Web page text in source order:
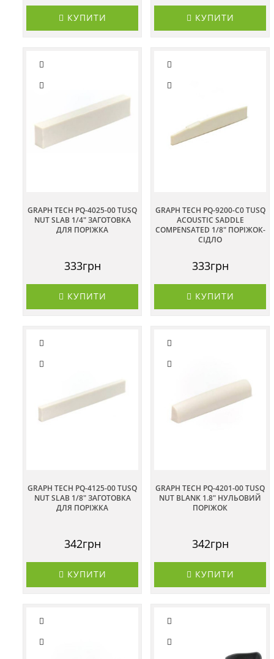
КУПИТИ КУПИТИ
GRAPH TECH PQ-4025-00 TUSQ
NUT SLAB 1/4" ЗАГОТОВКА
ДЛЯ ПОРІЖКА
333грн
КУПИТИ
GRAPH TECH PQ-9200-С0 TUSQ
ACOUSTIC SADDLE
COMPENSATED 1/8" ПОРІЖОК-
СІДЛО
333грн
КУПИТИ
GRAPH TECH PQ-4125-00 TUSQ
NUT SLAB 1/8" ЗАГОТОВКА
ДЛЯ ПОРІЖКА
342грн
КУПИТИ
GRAPH TECH PQ-4201-00 TUSQ
NUT BLANK 1.8" НУЛЬОВИЙ
ПОРІЖОК
342грн
КУПИТИ